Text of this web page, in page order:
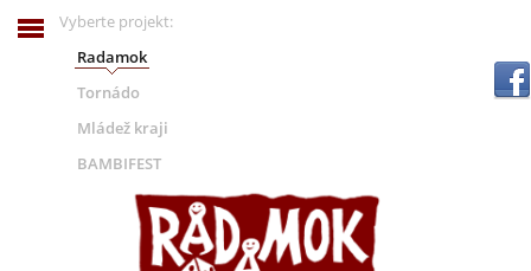
Vyberte projekt:
Radamok
Tornádo
Mládež kraji
BAMBIFEST
.